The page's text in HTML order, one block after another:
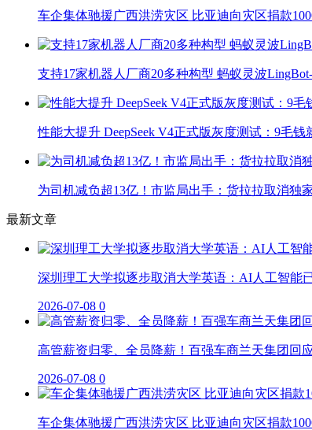
车企集体驰援广西洪涝灾区 比亚迪向灾区捐款
支持17家机器人厂商20多种构型 蚂蚁灵波
性能大提升 DeepSeek V4正式版灰度测试：9毛钱
为司机减负超13亿！市监局出手：货拉拉取消独
最新文章
深圳理工大学拟逐步取消大学英语：AI人工智能
2026-07-08 0
高管薪资归零、全员降薪！百强车商兰天集团回
2026-07-08 0
车企集体驰援广西洪涝灾区 比亚迪向灾区捐款